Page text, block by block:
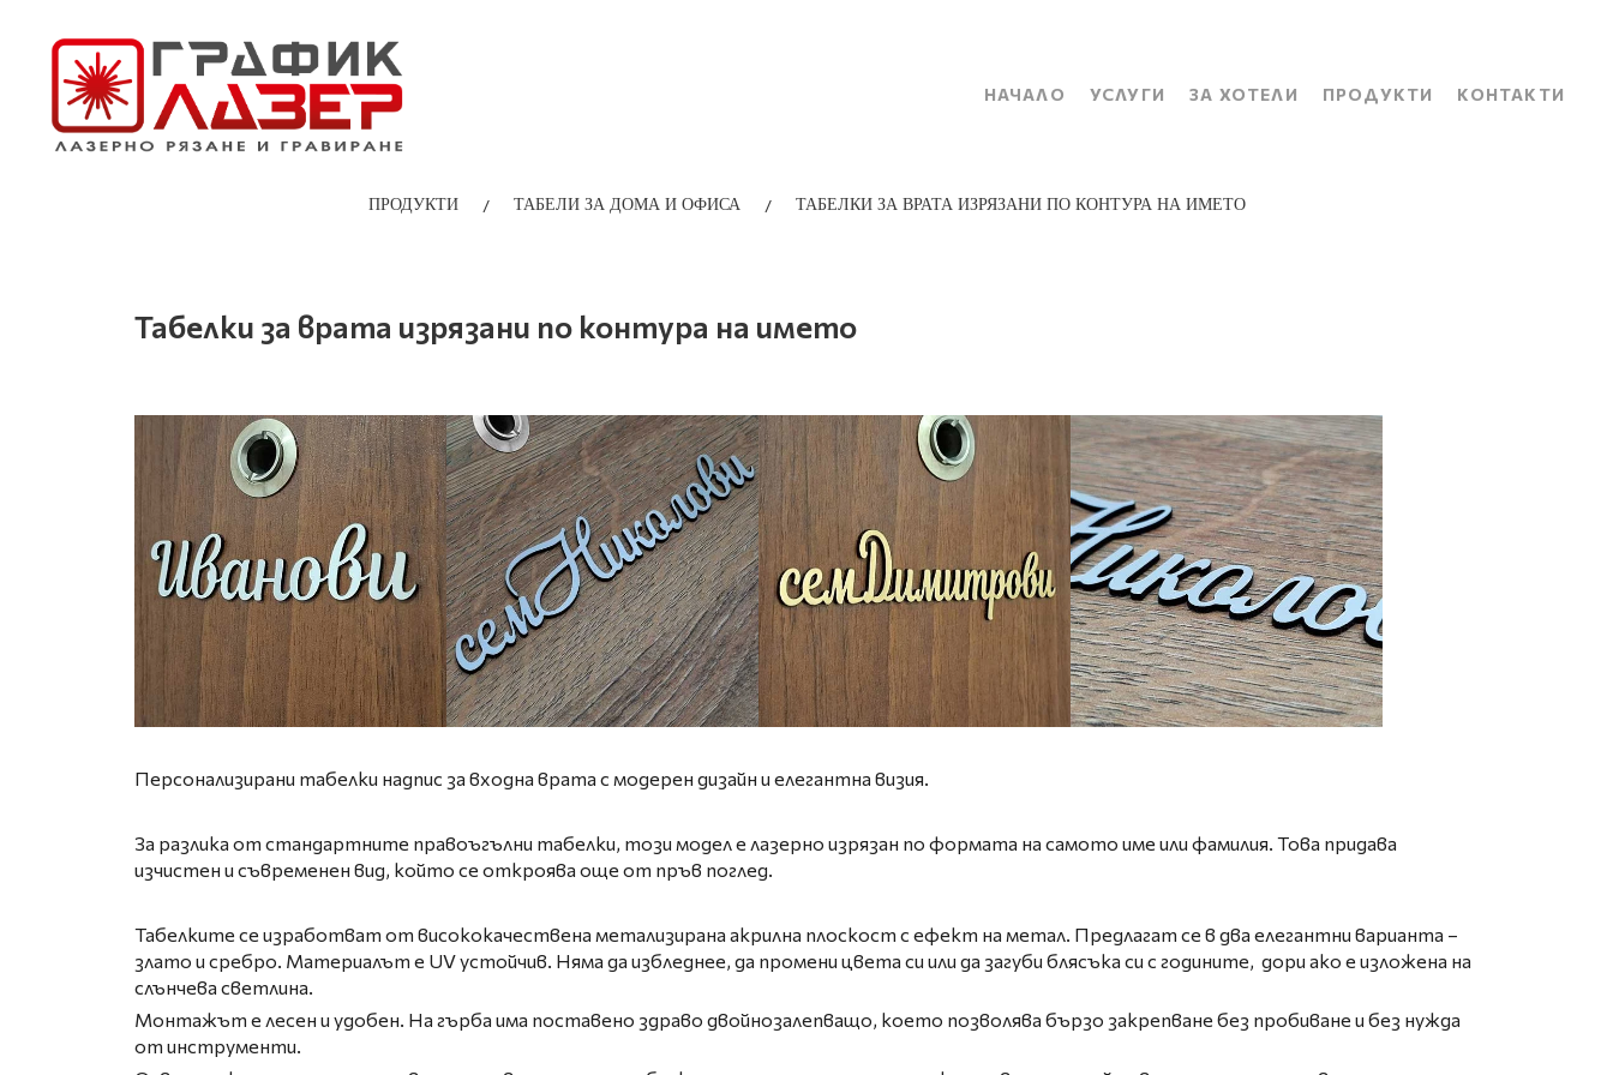
НАЧАЛО УСЛУГИ ЗА ХОТЕЛИ ПРОДУКТИ КОНТАКТИ
ПРОДУКТИ / ТАБЕЛИ ЗА ДОМА И ОФИСА / ТАБЕЛКИ ЗА ВРАТА ИЗРЯЗАНИ ПО КОНТУРА НА ИМЕТО
Табелки за врата изрязани по контура на името
Персонализирани табелки надпис за входна врата с модерен дизайн и елегантна визия.
За разлика от стандартните правоъгълни табелки, този модел е лазерно изрязан по формата на самото име или фамилия. Това придава
изчистен и съвременен вид, който се откроява още от пръв поглед.
Табелките се изработват от висококачествена метализирана акрилна плоскост с ефект на метал. Предлагат се в два елегантни варианта –
злато и сребро. Материалът е UV устойчив. Няма да избледнее, да промени цвета си или да загуби блясъка си с годините, дори ако е изложена на
слънчева светлина.
Монтажът е лесен и удобен. На гърба има поставено здраво двойнозалепващо, което позволява бързо закрепване без пробиване и без нужда
от инструменти.